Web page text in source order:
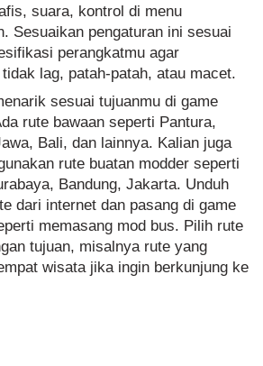
suara, kontrol di menu
Sesuaikan pengaturan ini sesuai
perangkatmu agar
lag, patah-patah, atau macet.
sesuai tujuanmu di game
rute bawaan seperti Pantura,
Bali, dan lainnya. Kalian juga
rute buatan modder seperti
Bandung, Jakarta. Unduh
dari internet dan pasang di game
memasang mod bus. Pilih rute
tujuan, misalnya rute yang
wisata jika ingin berkunjung ke